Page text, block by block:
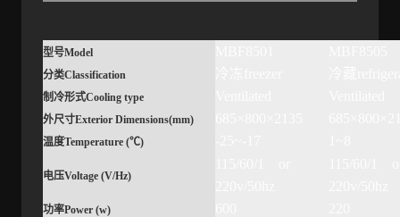
型号Model
分类Classification
制冷形式Cooling type
外尺寸Exterior Dimensions(mm)
温度Temperature (℃)
电压Voltage (V/Hz)
功率Power (w)